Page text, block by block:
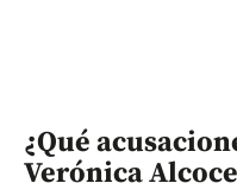
¿Qué
Verónica